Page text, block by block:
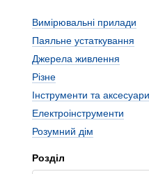
Вимірювальні прилади
Паяльне устаткування
Джерела живлення
Різне
Інструменти та аксесуари
Електроінструменти
Розумний дім
Розділ